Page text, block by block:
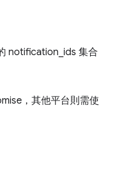
notification_ids 集合
，其他平台則需使